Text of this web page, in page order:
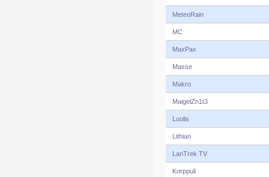
MeteoRain
MC
MaxPax
Masse
Makro
MaigelZn1t3
Luolis
Lithian
LanTrek TV
Korppuli